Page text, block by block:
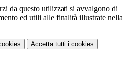
da questo utilizzati si avvalgono di
ed utili alle finalità illustrate nella
Accetta tutti i cookies